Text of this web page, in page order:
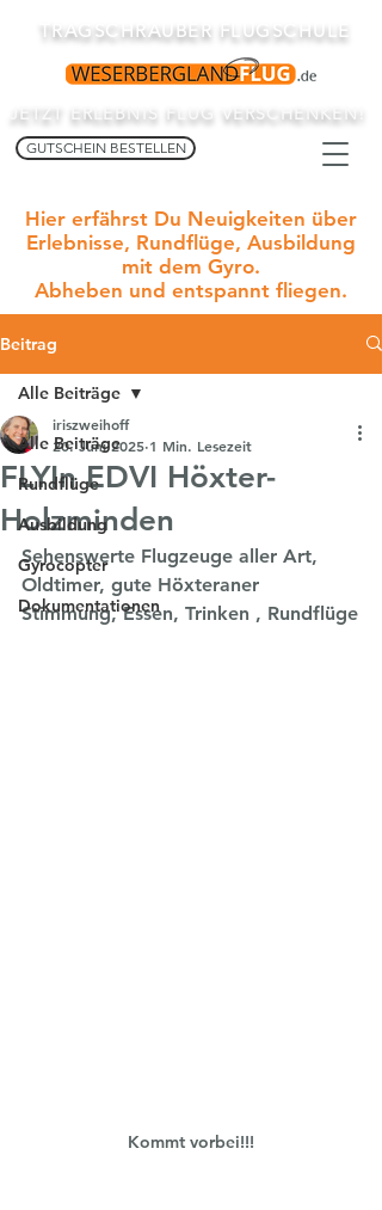
JETZT ERLEBNIS FLUG VERSCHENKEN!
GUTSCHEIN BESTELLEN
TRAGSCHRAUBER FLUGSCHULE
Hier erfährst Du Neuigkeiten über
Erlebnisse, Rundflüge, Ausbildung
mit dem Gyro.
Abheben und entspannt fliegen.
Beitrag
Alle Beiträge
Rundflüge
Ausbildung
Gyrocopter
Dokumentationen
Alle Beiträge
FLYIn EDVI Höxter-
Holzminden
iriszweihoff
20. Juni 2025 1 Min. Lesezeit
Sehenswerte Flugzeuge aller Art,
Oldtimer, gute Höxteraner
Stimmung, Essen, Trinken , Rundflüge
Kommt vorbei!!!